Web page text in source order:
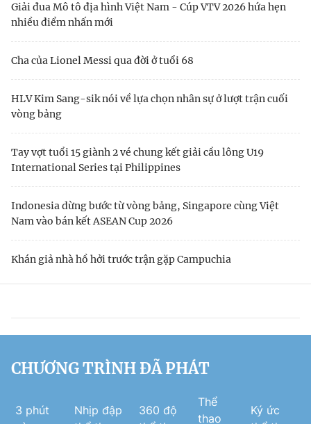
Giải đua Mô tô địa hình Việt Nam - Cúp VTV 2026 hứa hẹn
nhiều điểm nhấn mới
Cha của Lionel Messi qua đời ở tuổi 68
HLV Kim Sang-sik nói về lựa chọn nhân sự ở lượt trận cuối
vòng bảng
Tay vợt tuổi 15 giành 2 vé chung kết giải cầu lông U19
International Series tại Philippines
Indonesia dừng bước từ vòng bảng, Singapore cùng Việt
Nam vào bán kết ASEAN Cup 2026
Khán giả nhà hồ hởi trước trận gặp Campuchia
CHƯƠNG TRÌNH ĐÃ PHÁT
3 phút
Nhịp đập
360 độ
Thể
thao
Ký ức